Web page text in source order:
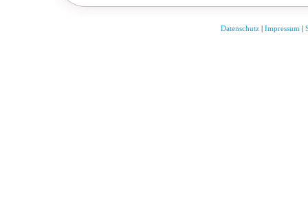
Datenschutz| Impressum |